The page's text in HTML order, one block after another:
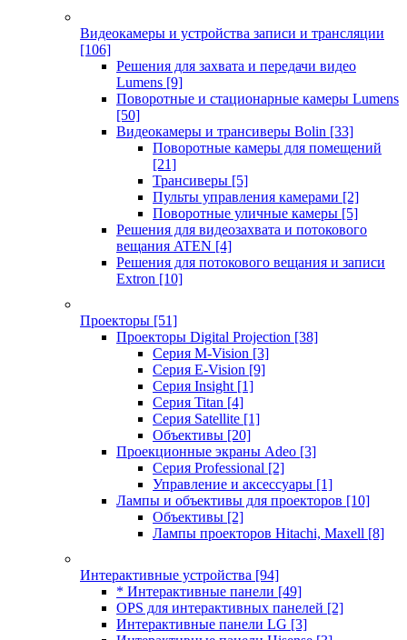
Видеокамеры и устройства записи и трансляции
[106]
Решения для захвата и передачи видео
Lumens [9]
Поворотные и стационарные камеры Lumens
[50]
Видеокамеры и трансиверы Bolin [33]
Поворотные камеры для помещений
[21]
Трансиверы [5]
Пульты управления камерами [2]
Поворотные уличные камеры [5]
Решения для видеозахвата и потокового
вещания ATEN [4]
Решения для потокового вещания и записи
Extron [10]
Проекторы [51]
Проекторы Digital Projection [38]
Серия M-Vision [3]
Серия E-Vision [9]
Серия Insight [1]
Серия Titan [4]
Серия Satellite [1]
Объективы [20]
Проекционные экраны Adeo [3]
Серия Professional [2]
Управление и аксессуары [1]
Лампы и объективы для проекторов [10]
Объективы [2]
Лампы проекторов Hitachi, Maxell [8]
Интерактивные устройства [94]
* Интерактивные панели [49]
OPS для интерактивных панелей [2]
Интерактивные панели LG [3]